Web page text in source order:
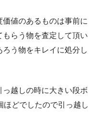
値のあるものは事前に
らう物を査定して頂い
う物をキレイに処分し
越しの時に大きい段ボ
ほどでしたので引っ越し